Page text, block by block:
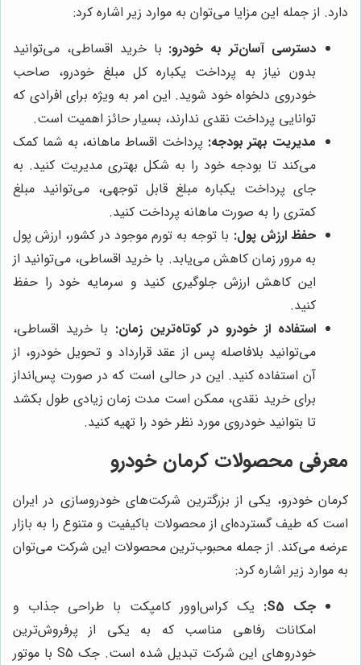
دارد. از جمله این مزایا می‌توان به موارد زیر اشاره کرد:
دسترسی آسان‌تر به خودرو: با خرید اقساطی، می‌توانید
بدون نیاز به پرداخت یکباره کل مبلغ خودرو، صاحب
خودروی دلخواه خود شوید. این امر به ویژه برای افرادی که
توانایی پرداخت نقدی ندارند، بسیار حائز اهمیت است.
مدیریت بهتر بودجه: پرداخت اقساط ماهانه، به شما کمک
می‌کند تا بودجه خود را به شکل بهتری مدیریت کنید. به
جای پرداخت یکباره مبلغ قابل توجهی، می‌توانید مبلغ
کمتری را به صورت ماهانه پرداخت کنید.
حفظ ارزش پول: با توجه به تورم موجود در کشور، ارزش پول
به مرور زمان کاهش می‌یابد. با خرید اقساطی، می‌توانید از
این کاهش ارزش جلوگیری کنید و سرمایه خود را حفظ
کنید.
استفاده از خودرو در کوتاه‌ترین زمان: با خرید اقساطی،
می‌توانید بلافاصله پس از عقد قرارداد و تحویل خودرو، از
آن استفاده کنید. این در حالی است که در صورت پس‌انداز
برای خرید نقدی، ممکن است مدت زمان زیادی طول بکشد
تا بتوانید خودروی مورد نظر خود را تهیه کنید.
معرفی محصولات کرمان خودرو
کرمان خودرو، یکی از بزرگترین شرکت‌های خودروسازی در ایران
است که طیف گسترده‌ای از محصولات باکیفیت و متنوع را به بازار
عرضه می‌کند. از جمله محبوب‌ترین محصولات این شرکت می‌توان
به موارد زیر اشاره کرد:
جک S5:
یک کراس‌اوور کامپکت با طراحی جذاب و
امکانات رفاهی مناسب که به یکی از پرفروش‌ترین
خودروهای این شرکت تبدیل شده است. جک S5 با موتور